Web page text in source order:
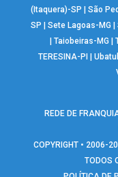
(Itaquera)-SP
|São
SP
|Sete Lagoas-MG |
Taiobeiras-MG
TERESINA-PI
|
REDE DE
COPYRIGHT • 2006-
TODOS